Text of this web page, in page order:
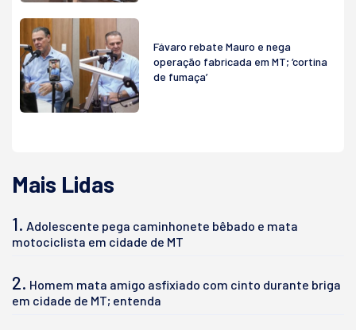
Fávaro rebate Mauro e nega
operação fabricada em MT; ‘cortina
de fumaça’
Mais Lidas
1. Adolescente pega caminhonete bêbado e mata
motociclista em cidade de MT
2. Homem mata amigo asfixiado com cinto durante briga
em cidade de MT; entenda